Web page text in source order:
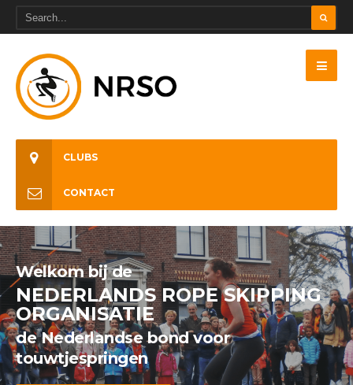
CLUBS
CONTACT
Welkom bij de
NEDERLANDS ROPE SKIPPING
ORGANISATIE
de Nederlandse bond voor
touwtjespringen